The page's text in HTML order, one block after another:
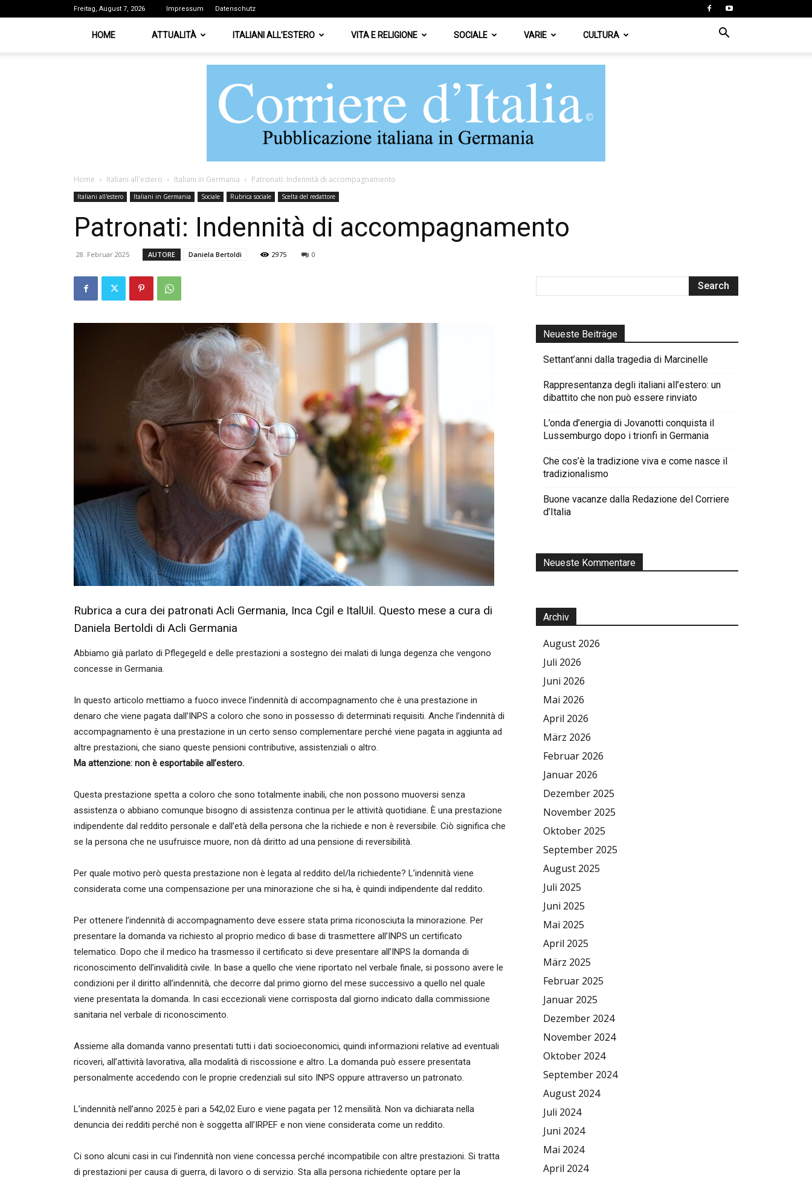
Freitag, August 7, 2026 Impressum Datenschutz
HOME ATTUALITÀ ITALIANI ALL’ESTERO VITA E RELIGIONE SOCIALE VARIE CULTURA
Home Italiani all'estero Italiani in Germania Patronati: Indennità di accompagnamento
Italiani all'estero Italiani in Germania Sociale Rubrica sociale Scelta del redattore
Patronati: Indennità di accompagnamento
28. Februar 2025 AUTORE Daniela Bertoldi 2975 0
Rubrica a cura dei patronati Acli Germania, Inca Cgil e ItalUil. Questo mese a cura di
Daniela Bertoldi di Acli Germania
Abbiamo già parlato di Pflegegeld e delle prestazioni a sostegno dei malati di lunga degenza che vengono
concesse in Germania.
In questo articolo mettiamo a fuoco invece l’indennità di accompagnamento che è una prestazione in
denaro che viene pagata dall’INPS a coloro che sono in possesso di determinati requisiti. Anche l’indennità di
accompagnamento è una prestazione in un certo senso complementare perché viene pagata in aggiunta ad
altre prestazioni, che siano queste pensioni contributive, assistenziali o altro.
Ma attenzione: non è esportabile all’estero.
Questa prestazione spetta a coloro che sono totalmente inabili, che non possono muoversi senza
assistenza o abbiano comunque bisogno di assistenza continua per le attività quotidiane. È una prestazione
indipendente dal reddito personale e dall’età della persona che la richiede e non è reversibile. Ciò significa che
se la persona che ne usufruisce muore, non dà diritto ad una pensione di reversibilità.
Per quale motivo però questa prestazione non è legata al reddito del/la richiedente? L’indennità viene
considerata come una compensazione per una minorazione che si ha, è quindi indipendente dal reddito.
Per ottenere l’indennità di accompagnamento deve essere stata prima riconosciuta la minorazione. Per
presentare la domanda va richiesto al proprio medico di base di trasmettere all’INPS un certificato
telematico. Dopo che il medico ha trasmesso il certificato si deve presentare all’INPS la domanda di
riconoscimento dell’invalidità civile. In base a quello che viene riportato nel verbale finale, si possono avere le
condizioni per il diritto all’indennità, che decorre dal primo giorno del mese successivo a quello nel quale
viene presentata la domanda. In casi eccezionali viene corrisposta dal giorno indicato dalla commissione
sanitaria nel verbale di riconoscimento.
Assieme alla domanda vanno presentati tutti i dati socioeconomici, quindi informazioni relative ad eventuali
ricoveri, all’attività lavorativa, alla modalità di riscossione e altro. La domanda può essere presentata
personalmente accedendo con le proprie credenziali sul sito INPS oppure attraverso un patronato.
L’indennità nell’anno 2025 è pari a 542,02 Euro e viene pagata per 12 mensilità. Non va dichiarata nella
denuncia dei redditi perché non è soggetta all’IRPEF e non viene considerata come un reddito.
Ci sono alcuni casi in cui l’indennità non viene concessa perché incompatibile con altre prestazioni. Si tratta
di prestazioni per causa di guerra, di lavoro o di servizio. Sta alla persona richiedente optare per la
Neueste Beiträge
Settant’anni dalla tragedia di Marcinelle
Rappresentanza degli italiani all’estero: un
dibattito che non può essere rinviato
L’onda d’energia di Jovanotti conquista il
Lussemburgo dopo i trionfi in Germania
Che cos’è la tradizione viva e come nasce il
tradizionalismo
Buone vacanze dalla Redazione del Corriere
d’Italia
Neueste Kommentare
Archiv
August 2026
Juli 2026
Juni 2026
Mai 2026
April 2026
März 2026
Februar 2026
Januar 2026
Dezember 2025
November 2025
Oktober 2025
September 2025
August 2025
Juli 2025
Juni 2025
Mai 2025
April 2025
März 2025
Februar 2025
Januar 2025
Dezember 2024
November 2024
Oktober 2024
September 2024
August 2024
Juli 2024
Juni 2024
Mai 2024
April 2024